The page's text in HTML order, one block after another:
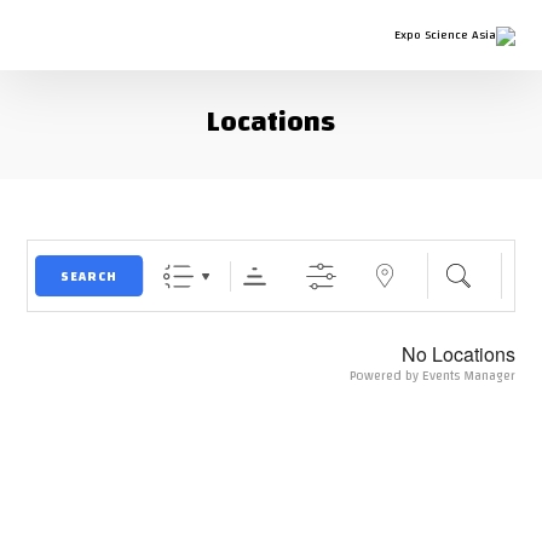
Locations
Search
Near...
SEARCH
No Locations
Powered by Events Manager